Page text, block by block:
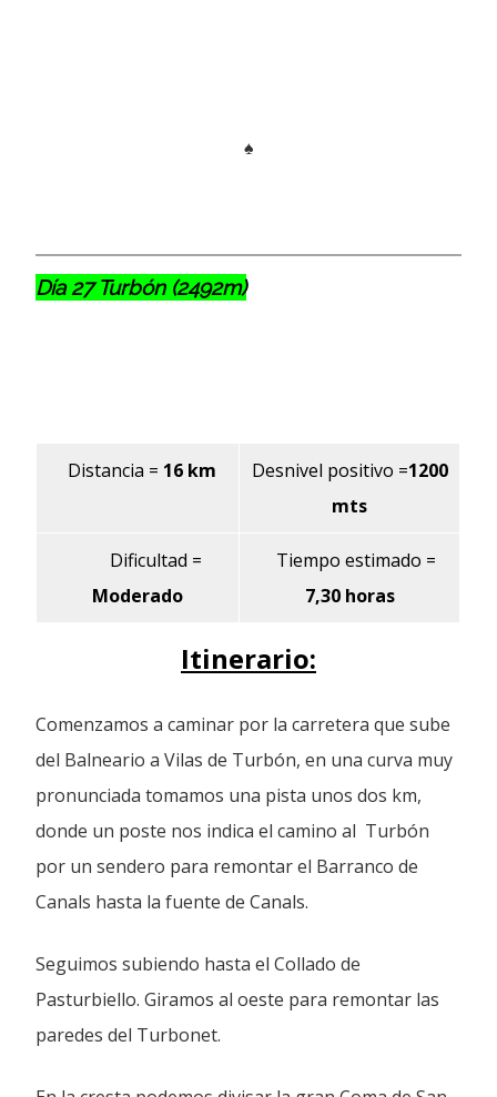
♠
Día 27 Turbón (2492m)
Distancia = 16 km Desnivel positivo =1200
mts
Dificultad =
Moderado
Tiempo estimado =
7,30 horas
Itinerario:
Comenzamos a caminar por la carretera que sube
del Balneario a Vilas de Turbón, en una curva muy
pronunciada tomamos una pista unos dos km,
donde un poste nos indica el camino al Turbón
por un sendero para remontar el Barranco de
Canals hasta la fuente de Canals.
Seguimos subiendo hasta el Collado de
Pasturbiello. Giramos al oeste para remontar las
paredes del Turbonet.